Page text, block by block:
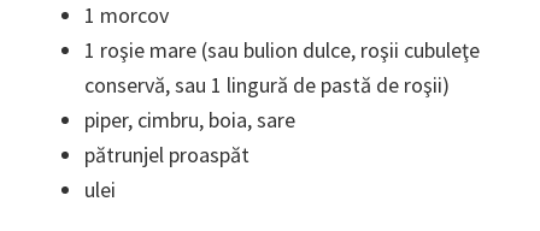
1 morcov
1 roşie mare (sau bulion dulce, roşii cubuleţe
conservă, sau 1 lingură de pastă de roşii)
piper, cimbru, boia, sare
pătrunjel proaspăt
ulei